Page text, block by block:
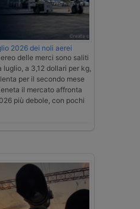
2026 dei noli aerei
delle merci sono saliti
a 3,12 dollari per kg,
per il secondo mese
il mercato affronta
più debole, con pochi